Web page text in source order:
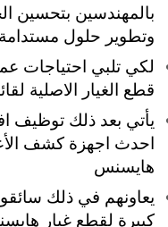
بالمهندسين بتحسين
وتطوير حلول مستدامة
لكي تلبي احتياجات
قطع الغيار الاصلية
يأتي بعد ذلك توظيف
احدث اجهزة كشف
هايسنس
يعاونهم في ذلك
كبيرة لقطع غيار